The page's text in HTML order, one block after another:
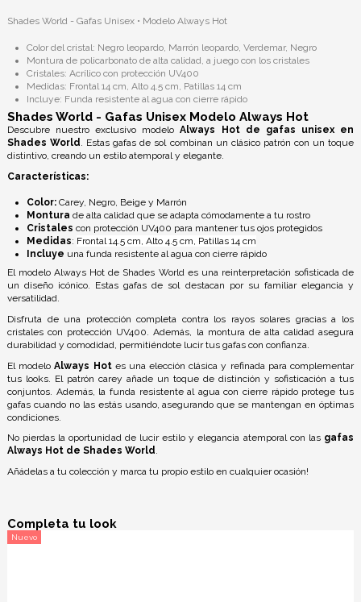
Shades World - Gafas Unisex • Modelo Always Hot
Color del cristal: Negro leopardo, Marrón leopardo, Verdemar, Negro
Montura de policarbonato de alta calidad, a juego con los cristales
Cristales: Acrílico con protección UV400
Medidas: Frontal 14 cm, Alto 4.5 cm, Patillas 14 cm
Incluye: Funda resistente al agua con cierre rápido
Shades World - Gafas Unisex Modelo Always Hot
Descubre nuestro exclusivo modeloAlways Hot de gafas unisex en
Shades World. Estas gafas de sol combinan un clásico patrón con un toque
distintivo, creando un estilo atemporal y elegante.
Características:
Color: Carey, Negro, Beige y Marrón
Montura de alta calidad que se adapta cómodamente a tu rostro
Cristales con protección UV400 para mantener tus ojos protegidos
Medidas: Frontal 14.5 cm, Alto 4.5 cm, Patillas 14 cm
Incluye una funda resistente al agua con cierre rápido
El modelo Always Hot de Shades World es una reinterpretación sofisticada de
un diseño icónico. Estas gafas de sol destacan por su familiar elegancia y
versatilidad.
Disfruta de una protección completa contra los rayos solares gracias a los
cristales con protección UV400. Además, la montura de alta calidad asegura
durabilidad y comodidad, permitiéndote lucir tus gafas con confianza.
El modeloAlways Hotes una elección clásica y refinada para complementar
tus looks. El patrón carey añade un toque de distinción y sofisticación a tus
conjuntos. Además, la funda resistente al agua con cierre rápido protege tus
gafas cuando no las estás usando, asegurando que se mantengan en óptimas
condiciones.
No pierdas la oportunidad de lucir estilo y elegancia atemporal con las gafas
Always Hot de Shades World.
Añádelas a tu colección y marca tu propio estilo en cualquier ocasión!
Completa tu look
Nuevo